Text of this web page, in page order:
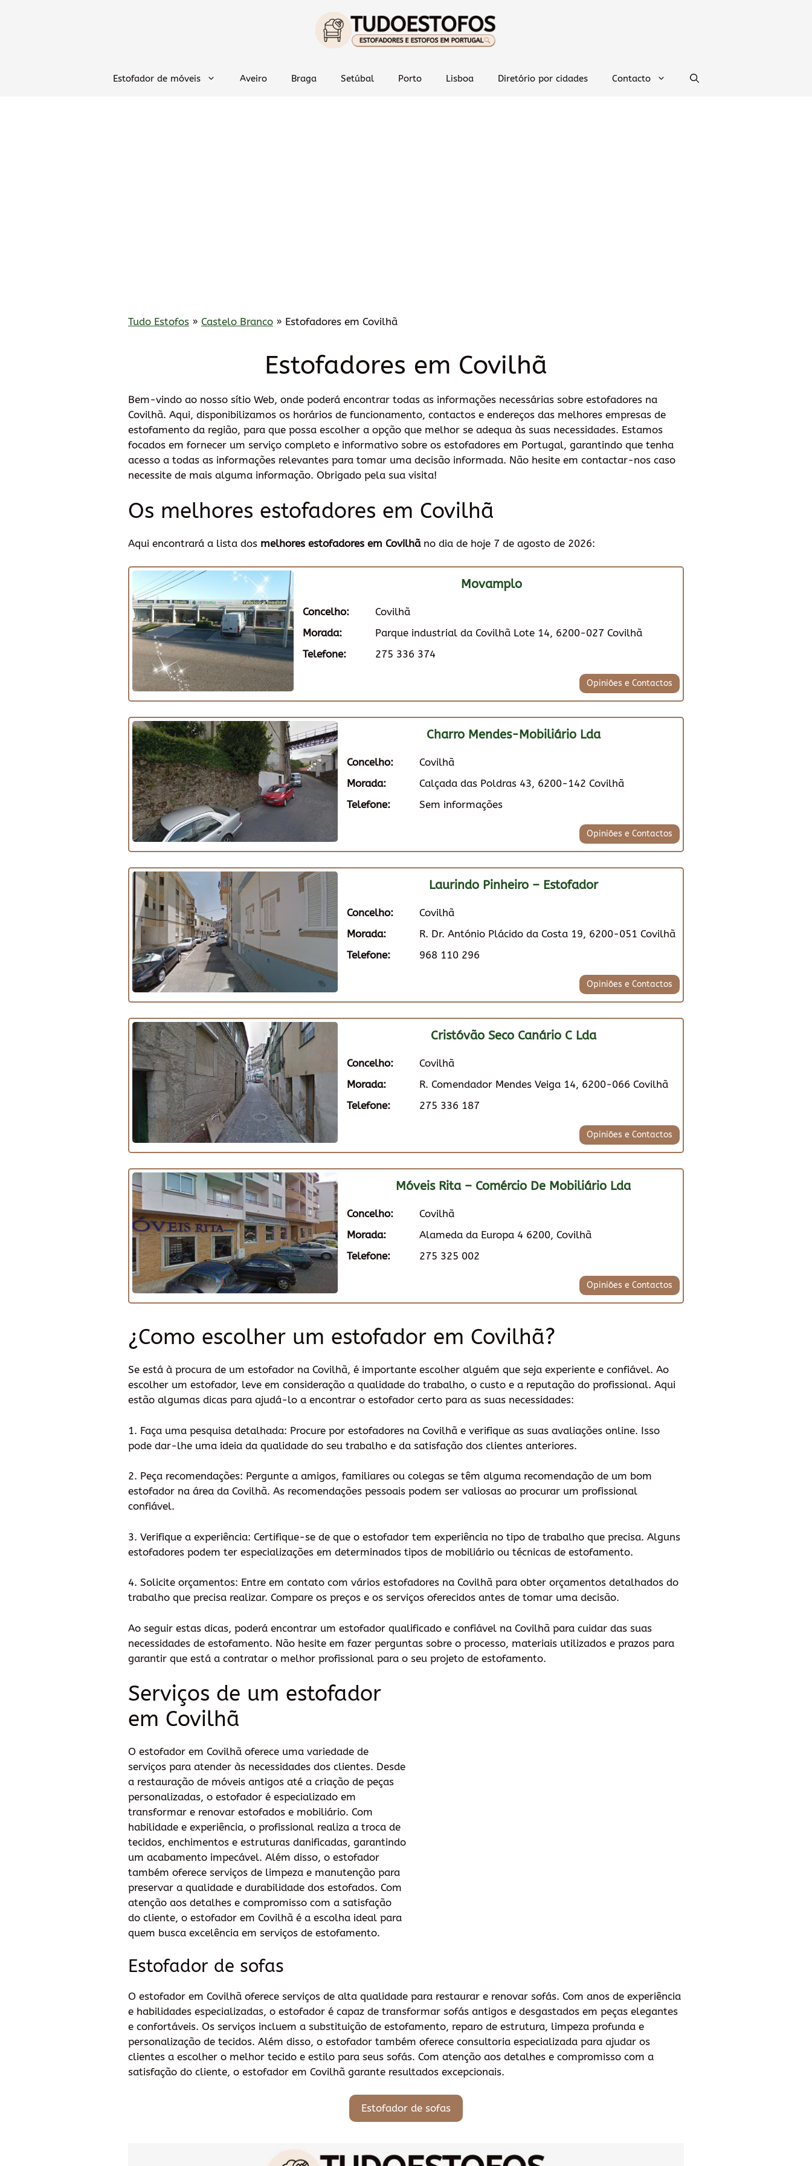
Estofador de móveis Aveiro Braga Setúbal Porto Lisboa Diretório por cidades Contacto
Tudo Estofos » Castelo Branco » Estofadores em Covilhã
Estofadores em Covilhã
Bem-vindo ao nosso sítio Web, onde poderá encontrar todas as informações necessárias sobre estofadores na
Covilhã. Aqui, disponibilizamos os horários de funcionamento, contactos e endereços das melhores empresas de
estofamento da região, para que possa escolher a opção que melhor se adequa às suas necessidades. Estamos
focados em fornecer um serviço completo e informativo sobre os estofadores em Portugal, garantindo que tenha
acesso a todas as informações relevantes para tomar uma decisão informada. Não hesite em contactar-nos caso
necessite de mais alguma informação. Obrigado pela sua visita!
Os melhores estofadores em Covilhã
Aqui encontrará a lista dos melhores estofadores em Covilhãno dia de hoje 7 de agosto de 2026:
Movamplo
Concelho:
Covilhã
Morada:
Parque industrial da Covilhã Lote 14, 6200-027 Covilhã
Telefone:
275 336 374
Opiniões e Contactos
Charro Mendes-Mobiliário Lda
Concelho:
Covilhã
Morada:
Calçada das Poldras 43, 6200-142 Covilhã
Telefone:
Sem informações
Opiniões e Contactos
Laurindo Pinheiro – Estofador
Concelho:
Covilhã
Morada:
R. Dr. António Plácido da Costa 19, 6200-051 Covilhã
Telefone:
968 110 296
Opiniões e Contactos
Cristóvão Seco Canário C Lda
Concelho:
Covilhã
Morada:
R. Comendador Mendes Veiga 14, 6200-066 Covilhã
Telefone:
275 336 187
Opiniões e Contactos
Móveis Rita – Comércio De Mobiliário Lda
Concelho:
Covilhã
Morada:
Alameda da Europa 4 6200, Covilhã
Telefone:
275 325 002
Opiniões e Contactos
¿Como escolher um estofador em Covilhã?
Se está à procura de um estofador na Covilhã, é importante escolher alguém que seja experiente e confiável. Ao
escolher um estofador, leve em consideração a qualidade do trabalho, o custo e a reputação do profissional. Aqui
estão algumas dicas para ajudá-lo a encontrar o estofador certo para as suas necessidades:
1. Faça uma pesquisa detalhada: Procure por estofadores na Covilhã e verifique as suas avaliações online. Isso
pode dar-lhe uma ideia da qualidade do seu trabalho e da satisfação dos clientes anteriores.
2. Peça recomendações: Pergunte a amigos, familiares ou colegas se têm alguma recomendação de um bom
estofador na área da Covilhã. As recomendações pessoais podem ser valiosas ao procurar um profissional
confiável.
3. Verifique a experiência: Certifique-se de que o estofador tem experiência no tipo de trabalho que precisa. Alguns
estofadores podem ter especializações em determinados tipos de mobiliário ou técnicas de estofamento.
4. Solicite orçamentos: Entre em contato com vários estofadores na Covilhã para obter orçamentos detalhados do
trabalho que precisa realizar. Compare os preços e os serviços oferecidos antes de tomar uma decisão.
Ao seguir estas dicas, poderá encontrar um estofador qualificado e confiável na Covilhã para cuidar das suas
necessidades de estofamento. Não hesite em fazer perguntas sobre o processo, materiais utilizados e prazos para
garantir que está a contratar o melhor profissional para o seu projeto de estofamento.
Serviços de um estofador
em Covilhã
O estofador em Covilhã oferece uma variedade de
serviços para atender às necessidades dos clientes. Desde
a restauração de móveis antigos até a criação de peças
personalizadas, o estofador é especializado em
transformar e renovar estofados e mobiliário. Com
habilidade e experiência, o profissional realiza a troca de
tecidos, enchimentos e estruturas danificadas, garantindo
um acabamento impecável. Além disso, o estofador
também oferece serviços de limpeza e manutenção para
preservar a qualidade e durabilidade dos estofados. Com
atenção aos detalhes e compromisso com a satisfação
do cliente, o estofador em Covilhã é a escolha ideal para
quem busca excelência em serviços de estofamento.
Estofador de sofas
O estofador em Covilhã oferece serviços de alta qualidade para restaurar e renovar sofás. Com anos de experiência
e habilidades especializadas, o estofador é capaz de transformar sofás antigos e desgastados em peças elegantes
e confortáveis. Os serviços incluem a substituição de estofamento, reparo de estrutura, limpeza profunda e
personalização de tecidos. Além disso, o estofador também oferece consultoria especializada para ajudar os
clientes a escolher o melhor tecido e estilo para seus sofás. Com atenção aos detalhes e compromisso com a
satisfação do cliente, o estofador em Covilhã garante resultados excepcionais.
Estofador de sofas